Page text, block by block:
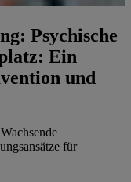
Psychische
Ein
und
für